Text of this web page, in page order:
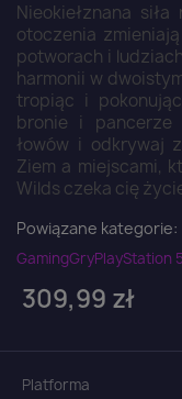
Nieokiełznana
otoczenia
potworach i
harmonii w
tropiąc i
bronie i pancerze
łowów i odkrywaj
Ziem a miejscami,
Wilds czeka cię
Powiązane kategorie:
GamingGryPlayStation 5
309,99 zł
Platforma